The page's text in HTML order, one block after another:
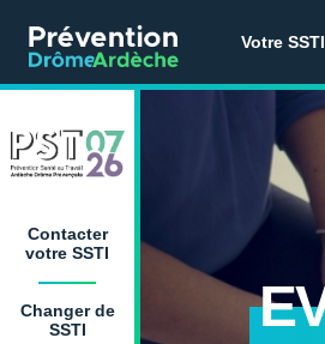
Votre SSTI
Contacter
votre SSTI
Changer de
SSTI